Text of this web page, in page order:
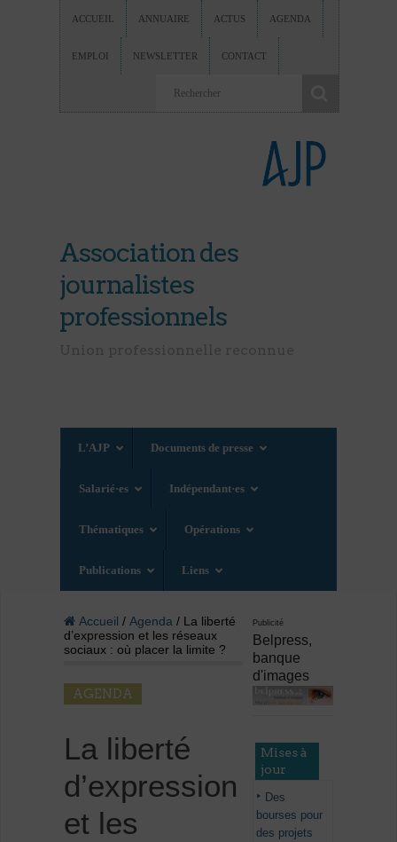
ACCUEIL ANNUAIRE ACTUS AGENDA
EMPLOI NEWSLETTER CONTACT
Association des
journalistes
professionnels
L’AJP Documents de presse
Salarié·es Indépendant·es
Thématiques Opérations
Publications Liens
Accueil / Agenda/ La liberté
d’expression et les réseaux
sociaux : où placer la limite ?
AGENDA
La liberté
d’expression
et les
Publicité
Belpress,
banque
d'images
Mises à
jour
Des
bourses pour
des projets